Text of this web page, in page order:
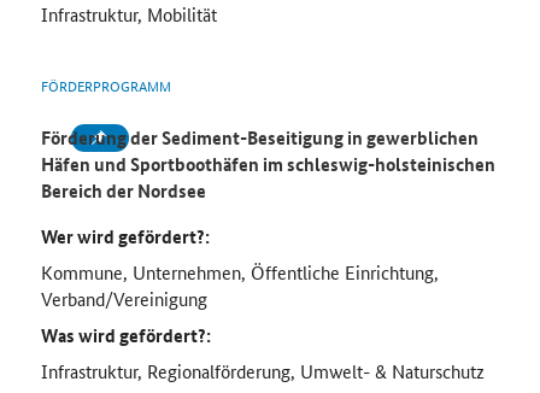
Infrastruktur, Mobilität
FÖRDERPROGRAMM
Förderung der Sediment-Beseitigung in gewerblichen
Häfen und Sportboothäfen im schleswig-holsteinischen
Bereich der Nordsee
Wer wird gefördert?:
Kommune, Unternehmen, Öffentliche Einrichtung,
Verband/Vereinigung
Was wird gefördert?:
Infrastruktur, Regionalförderung, Umwelt- & Naturschutz